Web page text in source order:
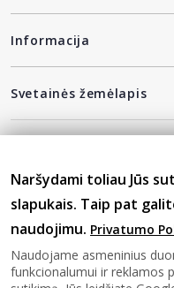
Informacija
Svetainės žemėlapis
Sutinku su privatumo
Naršydami toliau Jūs
slapukais. Taip pat
naudojimu. Privatumo
Naudojame asmeninius
funkcionalumui ir reklamos